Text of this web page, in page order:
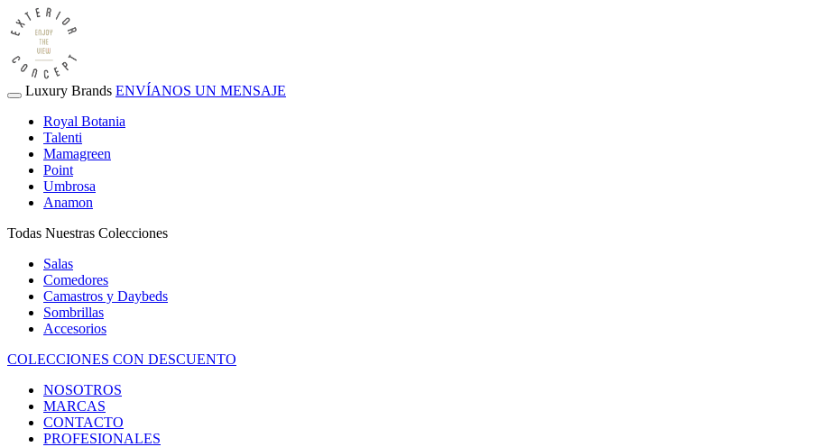
Luxury Brands ENVÍANOS UN MENSAJE
Royal Botania
Talenti
Mamagreen
Point
Umbrosa
Anamon
Todas Nuestras Colecciones
Salas
Comedores
Camastros y Daybeds
Sombrillas
Accesorios
COLECCIONES CON DESCUENTO
NOSOTROS
MARCAS
CONTACTO
PROFESIONALES